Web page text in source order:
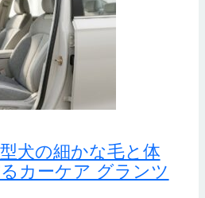
型犬の細かな毛と体
カーケア グランツ